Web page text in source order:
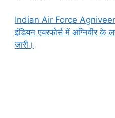
Indian Air Force
इंडियन एयरफोर्स में अग्निवीर के
जारी।